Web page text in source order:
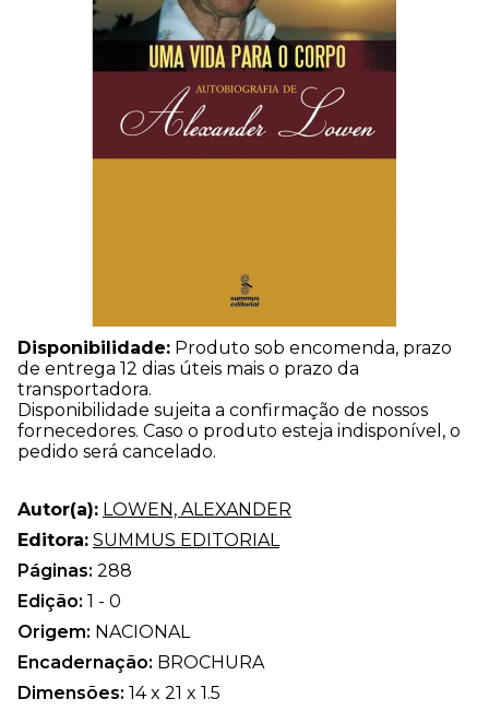
Disponibilidade: Produto sob encomenda, prazo
de entrega 12 dias úteis mais o prazo da
transportadora.
Disponibilidade sujeita a confirmação de nossos
fornecedores. Caso o produto esteja indisponível, o
pedido será cancelado.
Autor(a): LOWEN, ALEXANDER
Editora: SUMMUS EDITORIAL
Páginas: 288
Edição: 1 - 0
Origem: NACIONAL
Encadernação: BROCHURA
Dimensões: 14 x 21 x 1.5